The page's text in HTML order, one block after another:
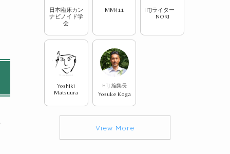
日本臨床カン
ナビノイド学
会
MM411
HTJライター
NORI
Yoshiki
Matsuura
HTJ 編集長
Yosuke Koga
View More